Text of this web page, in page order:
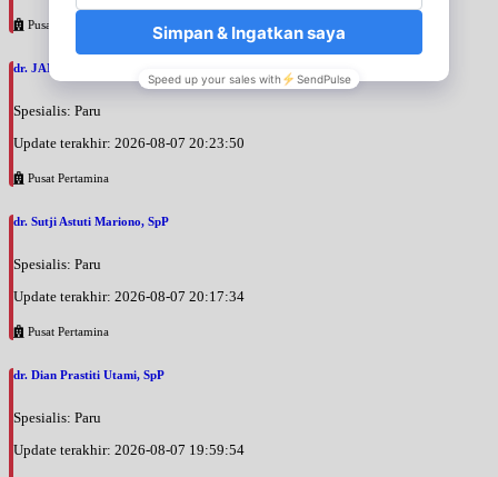
Pusat Pertamina
dr. JANUAR HABIBI, SpP
Spesialis: Paru
Update terakhir: 2026-08-07 20:23:50
Pusat Pertamina
dr. Sutji Astuti Mariono, SpP
Spesialis: Paru
Update terakhir: 2026-08-07 20:17:34
Pusat Pertamina
dr. Dian Prastiti Utami, SpP
Spesialis: Paru
Update terakhir: 2026-08-07 19:59:54